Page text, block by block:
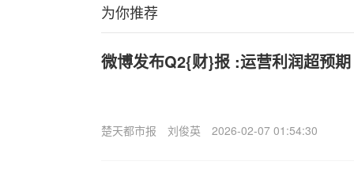
为你推荐
微博发布Q2{财}报 :运营利润超预期
楚天都市报 刘俊英 2026-02-07 01:54:30